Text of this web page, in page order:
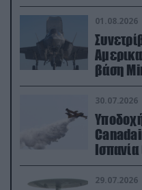
01.08.2026
βάση
30.07.2026
29.07.2026